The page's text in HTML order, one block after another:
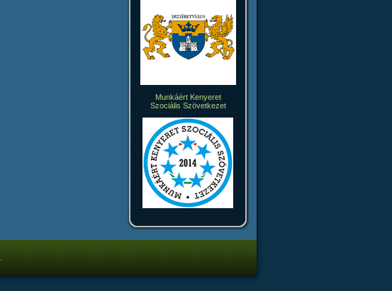
Munkáért Kenyeret
Szociális Szövetkezet